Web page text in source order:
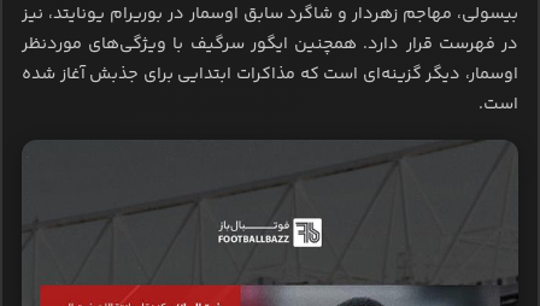
بیسولی، مهاجم زهردار و شاگرد سابق اوسمار در بوریرام یونایتد، نیز
در فهرست قرار دارد. همچنین ایگور سرگیف با ویژگی‌های موردنظر
اوسمار، دیگر گزینه‌ای است که مذاکرات ابتدایی برای جذبش آغاز شده
است.